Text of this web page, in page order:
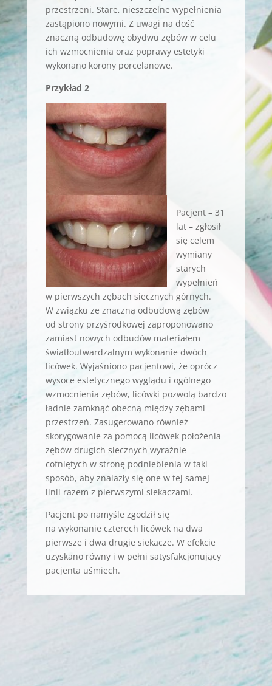
przestrzeni. Stare, nieszczelne wypełnienia
zastąpiono nowymi. Z uwagi na dość
znaczną odbudowę obydwu zębów w celu
ich wzmocnienia oraz poprawy estetyki
wykonano korony porcelanowe.
Przykład 2
Pacjent – 31
lat – zgłosił
się celem
wymiany
starych
wypełnień
w pierwszych zębach siecznych górnych.
W związku ze znaczną odbudową zębów
od strony przyśrodkowej zaproponowano
zamiast nowych odbudów materiałem
światłoutwardzalnym wykonanie dwóch
licówek. Wyjaśniono pacjentowi, że oprócz
wysoce estetycznego wyglądu i ogólnego
wzmocnienia zębów, licówki pozwolą bardzo
ładnie zamknąć obecną między zębami
przestrzeń. Zasugerowano również
skorygowanie za pomocą licówek położenia
zębów drugich siecznych wyraźnie
cofniętych w stronę podniebienia w taki
sposób, aby znalazły się one w tej samej
linii razem z pierwszymi siekaczami.
Pacjent po namyśle zgodził się
na wykonanie czterech licówek na dwa
pierwsze i dwa drugie siekacze. W efekcie
uzyskano równy i w pełni satysfakcjonujący
pacjenta uśmiech.